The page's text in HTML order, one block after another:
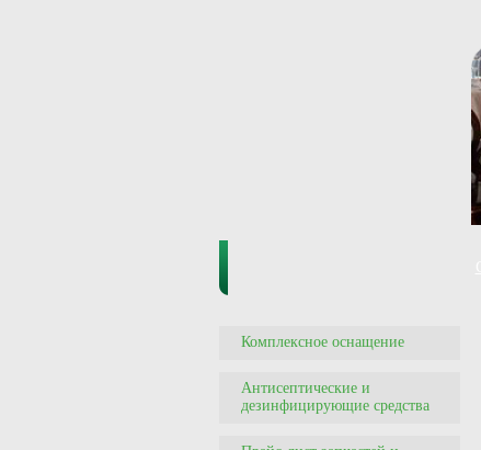
Комплексное оснащение
Антисептические и
дезинфицирующие средства